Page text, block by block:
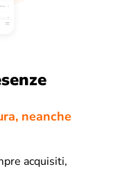
neanche
acquisiti,